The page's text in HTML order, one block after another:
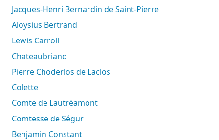
Jacques-Henri Bernardin de Saint-Pierre
Aloysius Bertrand
Lewis Carroll
Chateaubriand
Pierre Choderlos de Laclos
Colette
Comte de Lautréamont
Comtesse de Ségur
Benjamin Constant